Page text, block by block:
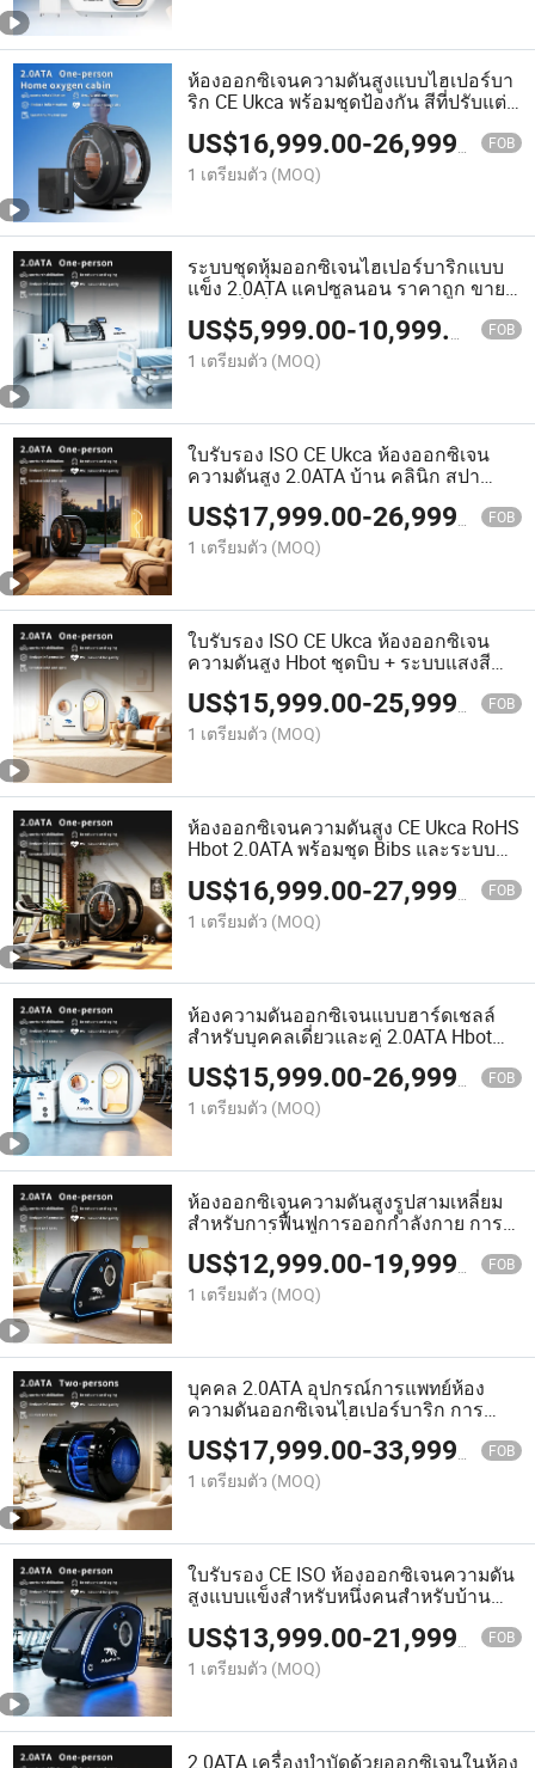
ห้องออกซิเจนความดันสูงแบบไฮเปอร์บา
ริก CE Ukca พร้อมชุดป้องกัน สีที่ปรับแต่ง
US$16,999.00-26,999.00 FOB
1 เตรียมตัว (MOQ)
ระบบชุดหุ้มออกซิเจนไฮเปอร์บาริกแบบ
แข็ง 2.0ATA แคปซูลนอน ราคาถูก ขาย
ราคาที่ดีที่สุด
US$5,999.00-10,999.00 FOB
1 เตรียมตัว (MOQ)
ใบรับรอง ISO CE Ukca ห้องออกซิเจน
ความดันสูง 2.0ATA บ้าน คลินิก สปา
ฟิตเนส
US$17,999.00-26,999.00 FOB
1 เตรียมตัว (MOQ)
ใบรับรอง ISO CE Ukca ห้องออกซิเจน
ความดันสูง Hbot ชุดบิบ + ระบบแสงสี
แดง ราคาส่ง
US$15,999.00-25,999.00 FOB
1 เตรียมตัว (MOQ)
ห้องออกซิเจนความดันสูง CE Ukca RoHS
Hbot 2.0ATA พร้อมชุด Bibs และระบบ
US$16,999.00-27,999.00 FOB
1 เตรียมตัว (MOQ)
ห้องความดันออกซิเจนแบบฮาร์ดเชลล์
สำหรับบุคคลเดี่ยวและคู่ 2.0ATA Hbot
ราคาจากโรงงาน
US$15,999.00-26,999.00 FOB
1 เตรียมตัว (MOQ)
ห้องออกซิเจนความดันสูงรูปสามเหลี่ยม
สำหรับการฟื้นฟูการออกกำลังกาย การ
บำบัดมะเร็ง และการรักษาหลังจากโรค
หลอดเลือดสมอง
US$12,999.00-19,999.00 FOB
1 เตรียมตัว (MOQ)
บุคคล 2.0ATA อุปกรณ์การแพทย์ห้อง
ความดันออกซิเจนไฮเปอร์บาริก การ
บำบัดออทิสติก มะเร็ง
US$17,999.00-33,999.00 FOB
1 เตรียมตัว (MOQ)
ใบรับรอง CE ISO ห้องออกซิเจนความดัน
สูงแบบแข็งสำหรับหนึ่งคนสำหรับบ้าน
US$13,999.00-21,999.00 FOB
1 เตรียมตัว (MOQ)
2.0ATA เครื่องบำบัดด้วยออกซิเจนในห้อง